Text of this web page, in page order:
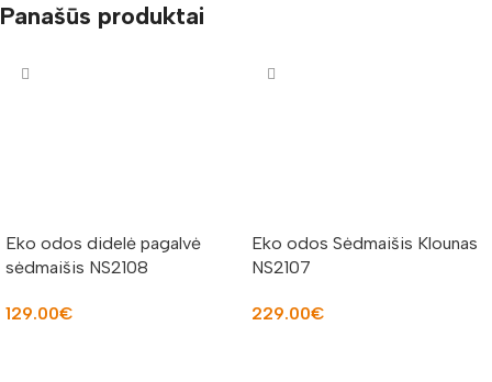
Panašūs produktai
Eko odos didelė pagalvė
sėdmaišis NS2108
129.00€
Eko odos Sėdmaišis Klounas
NS2107
229.00€